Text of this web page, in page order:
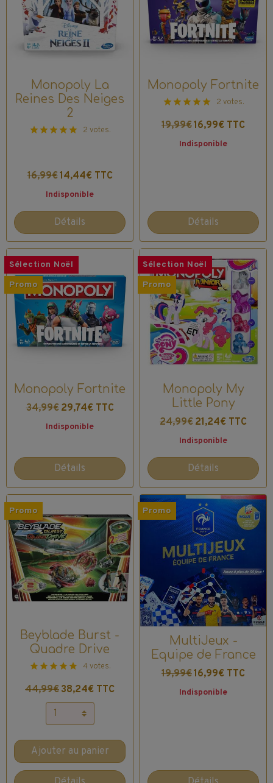
Monopoly La
Reines Des Neiges
2
2 votes.
16,99€14,44€ TTC
Indisponible
Détails
Monopoly Fortnite
2 votes.
19,99€16,99€ TTC
Indisponible
Détails
Sélection Noël
Promo
Monopoly Fortnite
34,99€ 29,74€ TTC
Indisponible
Détails
Sélection Noël
Promo
Monopoly My
Little Pony
24,99€ 21,24€ TTC
Indisponible
Détails
Promo
Beyblade Burst -
Quadre Drive
4 votes.
44,99€ 38,24€ TTC
Ajouter au panier
Promo
MultiJeux -
Equipe de France
19,99€16,99€ TTC
Indisponible